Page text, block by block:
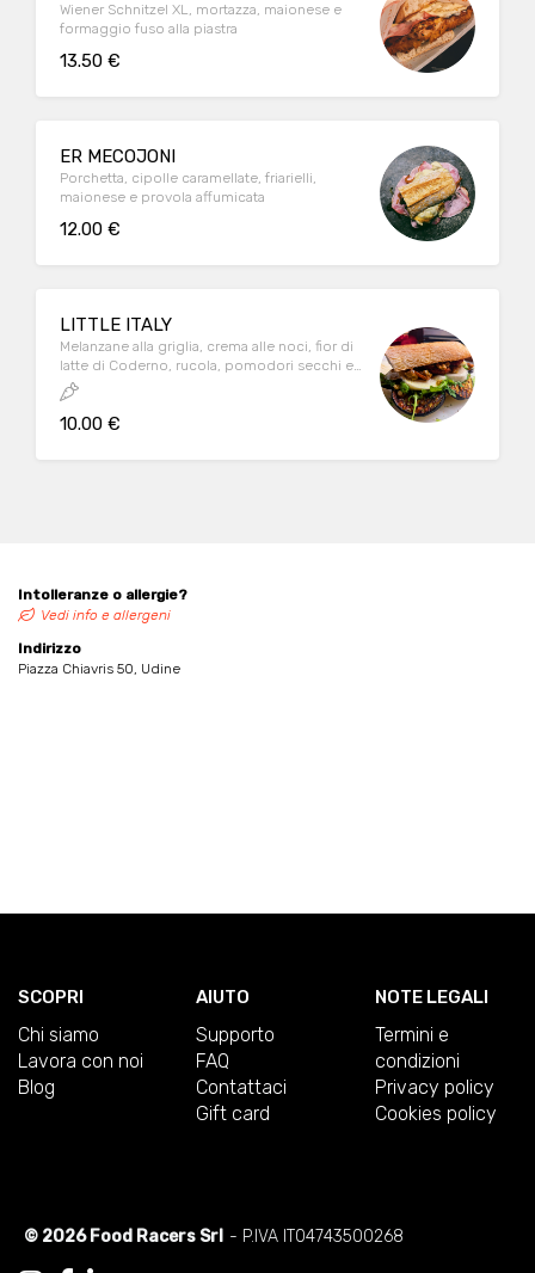
Wiener Schnitzel XL, mortazza, maionese e
formaggio fuso alla piastra
13.50 €
ER MECOJONI
Porchetta, cipolle caramellate, friarielli,
maionese e provola affumicata
12.00 €
LITTLE ITALY
Melanzane alla griglia, crema alle noci, fior di
latte di Coderno, rucola, pomodori secchi e
pestato di noci
10.00 €
Intolleranze o allergie?
Vedi info e allergeni
Indirizzo
Piazza Chiavris 50, Udine
SCOPRI
Chi siamo
Lavora con noi
Blog
AIUTO
Supporto
FAQ
Contattaci
Gift card
NOTE LEGALI
Termini e
condizioni
Privacy policy
Cookies policy
© 2026 Food Racers Srl - P.IVA IT04743500268